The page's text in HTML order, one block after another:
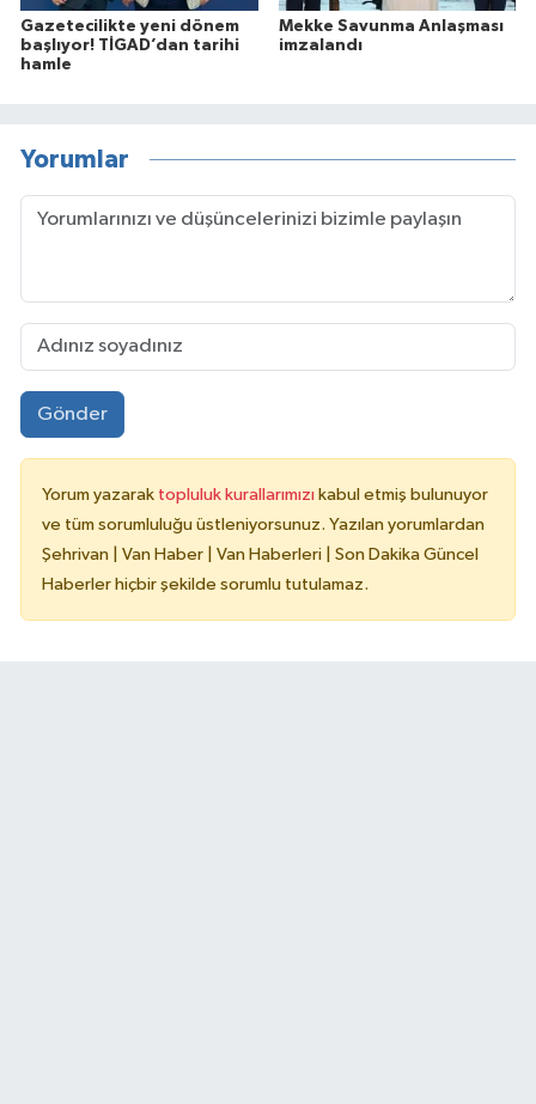
Gazetecilikte yeni dönem
başlıyor! TİGAD’dan tarihi
hamle
Mekke Savunma Anlaşması
imzalandı
Yorumlar
Gönder
Yorum yazarak topluluk kurallarımızı kabul etmiş bulunuyor
ve tüm sorumluluğu üstleniyorsunuz. Yazılan yorumlardan
Şehrivan | Van Haber | Van Haberleri | Son Dakika Güncel
Haberler hiçbir şekilde sorumlu tutulamaz.